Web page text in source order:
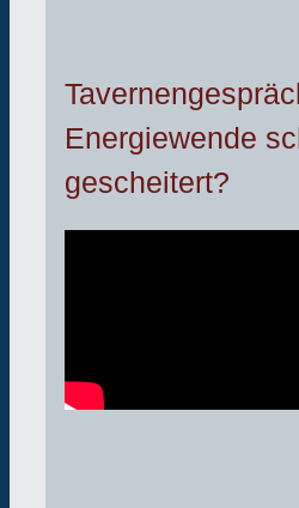
Energiewende
gescheitert?